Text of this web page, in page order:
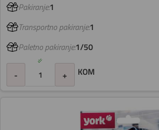
Pakiranje:1
Transportno pakiranje:1
Paletno pakiranje:1/50
- + KOM